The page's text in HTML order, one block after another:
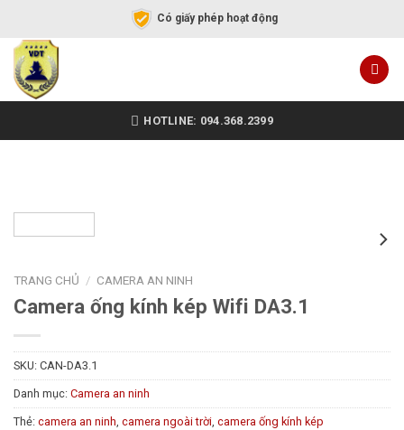
Có giấy phép hoạt động
HOTLINE: 094.368.2399
TRANG CHỦ / CAMERA AN NINH
Camera ống kính kép Wifi DA3.1
SKU: CAN-DA3.1
Danh mục: Camera an ninh
Thẻ: camera an ninh camera ngoài trời camera ống kính kép